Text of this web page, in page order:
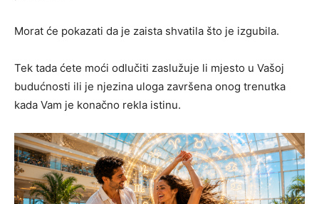
Morat će pokazati da je zaista shvatila što je izgubila.
Tek tada ćete moći odlučiti zaslužuje li mjesto u Vašoj
budućnosti ili je njezina uloga završena onog trenutka
kada Vam je konačno rekla istinu.